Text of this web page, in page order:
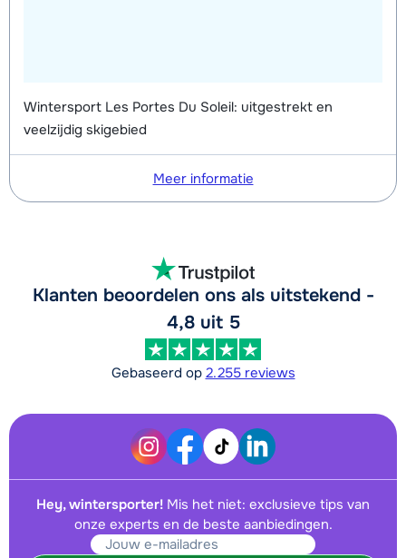
Wintersport Les Portes Du Soleil: uitgestrekt en
veelzijdig skigebied
Meer informatie
Klanten beoordelen ons als uitstekend -
4,8 uit 5
Gebaseerd op 2.255 reviews
Hey, wintersporter! Mis het niet: exclusieve tips van
onze experts en de beste aanbiedingen.